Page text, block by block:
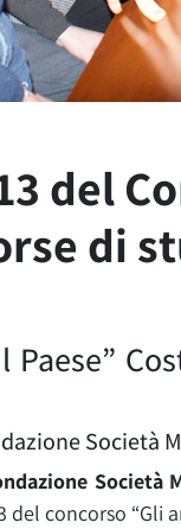
del
di
Società
Società
concorso “Gli